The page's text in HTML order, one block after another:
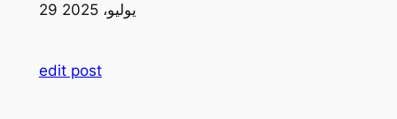
29 يوليو، 2025
edit post